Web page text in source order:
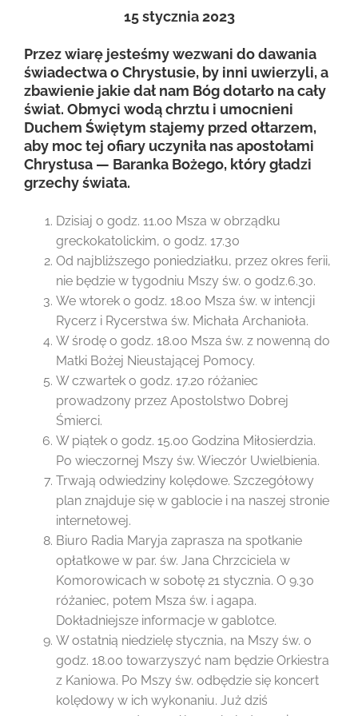
15 stycznia 2023
Przez wiarę jesteśmy wezwani do dawania
świadectwa o Chrystusie, by inni uwierzyli, a
zbawienie jakie dał nam Bóg dotarło na cały
świat. Obmyci wodą chrztu i umocnieni
Duchem Świętym stajemy przed ołtarzem,
aby moc tej ofiary uczyniła nas apostołami
Chrystusa — Baranka Bożego, który gładzi
grzechy świata.
Dzisiaj o godz. 11.00 Msza w obrządku
greckokatolickim, o godz. 17.30
Od najbliższego poniedziałku, przez okres ferii,
nie będzie w tygodniu Mszy św. o godz.6.30.
We wtorek o godz. 18.00 Msza św. w intencji
Rycerz i Rycerstwa św. Michała Archanioła.
W środę o godz. 18.00 Msza św. z nowenną do
Matki Bożej Nieustającej Pomocy.
W czwartek o godz. 17.20 różaniec
prowadzony przez Apostolstwo Dobrej
Śmierci.
W piątek o godz. 15.00 Godzina Miłosierdzia.
Po wieczornej Mszy św. Wieczór Uwielbienia.
Trwają odwiedziny kolędowe. Szczegółowy
plan znajduje się w gablocie i na naszej stronie
internetowej.
Biuro Radia Maryja zaprasza na spotkanie
opłatkowe w par. św. Jana Chrzciciela w
Komorowicach w sobotę 21 stycznia. O 9.30
różaniec, potem Msza św. i agapa.
Dokładniejsze informacje w gablotce.
W ostatnią niedzielę stycznia, na Mszy św. o
godz. 18.00 towarzyszyć nam będzie Orkiestra
z Kaniowa. Po Mszy św. odbędzie się koncert
kolędowy w ich wykonaniu. Już dziś